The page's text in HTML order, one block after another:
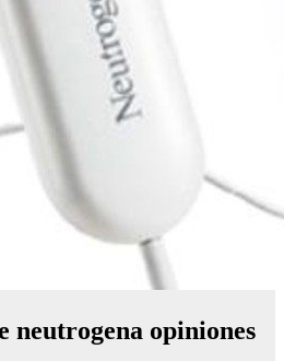
neutrogena opiniones